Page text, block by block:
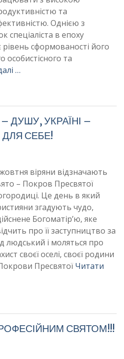
та
Однією з
спеціаліста в епоху
сформованості його
особистісного та
…
ДУШУ, УКРАЇНІ –
СЕБЕ!
віряни відзначають
– Покров Пресвятої
Це день в який
згадують чудо,
Богоматір’ю, яке
про її заступництво за
людський і моляться про
своєї оселі, своєї родини
Пресвятої Читати
СВЯТОМ!!!